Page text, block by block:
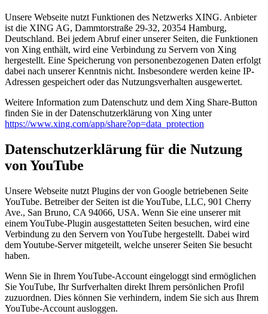
Unsere Webseite nutzt Funktionen des Netzwerks XING. Anbieter
ist die XING AG, Dammtorstraße 29-32, 20354 Hamburg,
Deutschland. Bei jedem Abruf einer unserer Seiten, die Funktionen
von Xing enthält, wird eine Verbindung zu Servern von Xing
hergestellt. Eine Speicherung von personenbezogenen Daten erfolgt
dabei nach unserer Kenntnis nicht. Insbesondere werden keine IP-
Adressen gespeichert oder das Nutzungsverhalten ausgewertet.
Weitere Information zum Datenschutz und dem Xing Share-Button
finden Sie in der Datenschutzerklärung von Xing unter
https://www.xing.com/app/share?op=data_protection
Datenschutzerklärung für die Nutzung
von YouTube
Unsere Webseite nutzt Plugins der von Google betriebenen Seite
YouTube. Betreiber der Seiten ist die YouTube, LLC, 901 Cherry
Ave., San Bruno, CA 94066, USA. Wenn Sie eine unserer mit
einem YouTube-Plugin ausgestatteten Seiten besuchen, wird eine
Verbindung zu den Servern von YouTube hergestellt. Dabei wird
dem Youtube-Server mitgeteilt, welche unserer Seiten Sie besucht
haben.
Wenn Sie in Ihrem YouTube-Account eingeloggt sind ermöglichen
Sie YouTube, Ihr Surfverhalten direkt Ihrem persönlichen Profil
zuzuordnen. Dies können Sie verhindern, indem Sie sich aus Ihrem
YouTube-Account ausloggen.